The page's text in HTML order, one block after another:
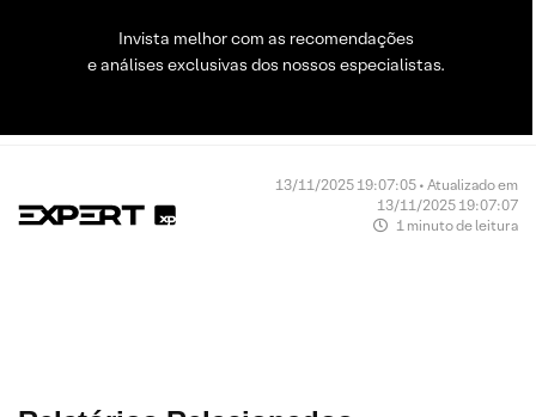
Invista melhor com as recomendações
e análises exclusivas dos nossos especialistas.
13/11/2025 19:07:05 • Atualizado em
13/11/2025 19:07:07
1 minuto de leitura